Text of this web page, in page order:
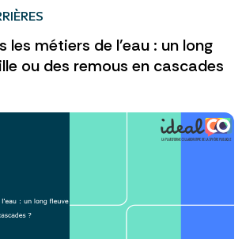
les métiers de l'eau : un long
ou des remous en cascades